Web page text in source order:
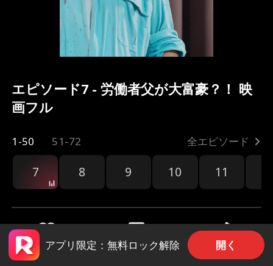
エピソード7 - 労働者父が大富豪？！ 映
画フル
1-50 51-72 全エピソード
7 8 9 10 11
371 276.4k 共有
アプリ限定：無料ロック解除 開く